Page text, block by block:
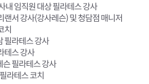
내 임직원 대상 필라테스 강사
랜서 강사(강사레슨) 및 청담점 매니저
치
필라테스 강사
테스 강사
필라테스 강사
라테스 코치